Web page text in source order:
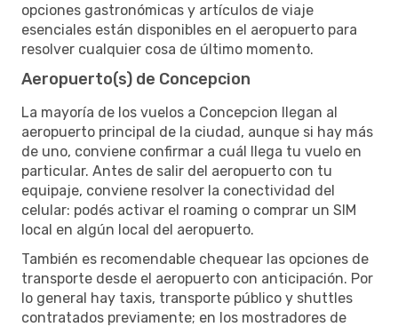
opciones gastronómicas y artículos de viaje
esenciales están disponibles en el aeropuerto para
resolver cualquier cosa de último momento.
Aeropuerto(s) de Concepcion
La mayoría de los vuelos a Concepcion llegan al
aeropuerto principal de la ciudad, aunque si hay más
de uno, conviene confirmar a cuál llega tu vuelo en
particular. Antes de salir del aeropuerto con tu
equipaje, conviene resolver la conectividad del
celular: podés activar el roaming o comprar un SIM
local en algún local del aeropuerto.
También es recomendable chequear las opciones de
transporte desde el aeropuerto con anticipación. Por
lo general hay taxis, transporte público y shuttles
contratados previamente; en los mostradores de